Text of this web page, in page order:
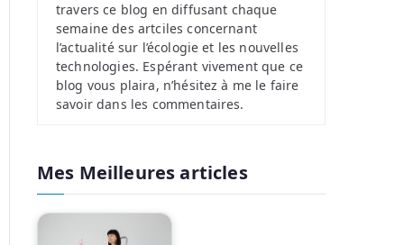
travers ce blog en diffusant chaque
semaine des artciles concernant
l’actualité sur l’écologie et les nouvelles
technologies. Espérant vivement que ce
blog vous plaira, n’hésitez à me le faire
savoir dans les commentaires.
Mes Meilleures articles